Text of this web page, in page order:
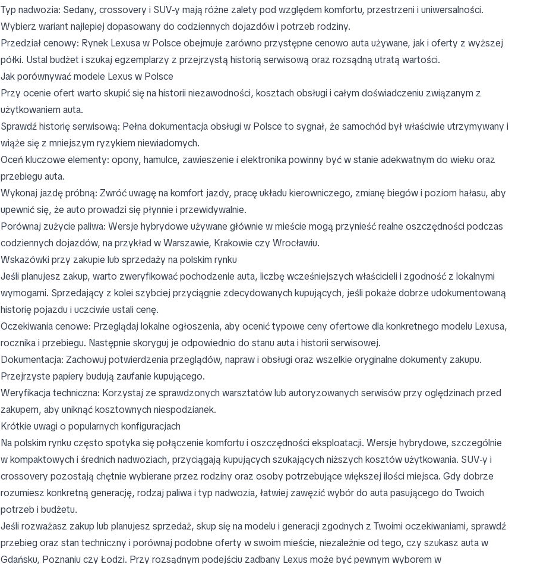
Typ nadwozia: Sedany, crossovery i SUV-y mają różne zalety pod względem komfortu, przestrzeni i uniwersalności.
Wybierz wariant najlepiej dopasowany do codziennych dojazdów i potrzeb rodziny.
Przedział cenowy: Rynek Lexusa w Polsce obejmuje zarówno przystępne cenowo auta używane, jak i oferty z wyższej
półki. Ustal budżet i szukaj egzemplarzy z przejrzystą historią serwisową oraz rozsądną utratą wartości.
Jak porównywać modele Lexus w Polsce
Przy ocenie ofert warto skupić się na historii niezawodności, kosztach obsługi i całym doświadczeniu związanym z
użytkowaniem auta.
Sprawdź historię serwisową: Pełna dokumentacja obsługi w Polsce to sygnał, że samochód był właściwie utrzymywany i
wiąże się z mniejszym ryzykiem niewiadomych.
Oceń kluczowe elementy: opony, hamulce, zawieszenie i elektronika powinny być w stanie adekwatnym do wieku oraz
przebiegu auta.
Wykonaj jazdę próbną: Zwróć uwagę na komfort jazdy, pracę układu kierowniczego, zmianę biegów i poziom hałasu, aby
upewnić się, że auto prowadzi się płynnie i przewidywalnie.
Porównaj zużycie paliwa: Wersje hybrydowe używane głównie w mieście mogą przynieść realne oszczędności podczas
codziennych dojazdów, na przykład w Warszawie, Krakowie czy Wrocławiu.
Wskazówki przy zakupie lub sprzedaży na polskim rynku
Jeśli planujesz zakup, warto zweryfikować pochodzenie auta, liczbę wcześniejszych właścicieli i zgodność z lokalnymi
wymogami. Sprzedający z kolei szybciej przyciągnie zdecydowanych kupujących, jeśli pokaże dobrze udokumentowaną
historię pojazdu i uczciwie ustali cenę.
Oczekiwania cenowe: Przeglądaj lokalne ogłoszenia, aby ocenić typowe ceny ofertowe dla konkretnego modelu Lexusa,
rocznika i przebiegu. Następnie skoryguj je odpowiednio do stanu auta i historii serwisowej.
Dokumentacja: Zachowuj potwierdzenia przeglądów, napraw i obsługi oraz wszelkie oryginalne dokumenty zakupu.
Przejrzyste papiery budują zaufanie kupującego.
Weryfikacja techniczna: Korzystaj ze sprawdzonych warsztatów lub autoryzowanych serwisów przy oględzinach przed
zakupem, aby uniknąć kosztownych niespodzianek.
Krótkie uwagi o popularnych konfiguracjach
Na polskim rynku często spotyka się połączenie komfortu i oszczędności eksploatacji. Wersje hybrydowe, szczególnie
w kompaktowych i średnich nadwoziach, przyciągają kupujących szukających niższych kosztów użytkowania. SUV-y i
crossovery pozostają chętnie wybierane przez rodziny oraz osoby potrzebujące większej ilości miejsca. Gdy dobrze
rozumiesz konkretną generację, rodzaj paliwa i typ nadwozia, łatwiej zawęzić wybór do auta pasującego do Twoich
potrzeb i budżetu.
Jeśli rozważasz zakup lub planujesz sprzedaż, skup się na modelu i generacji zgodnych z Twoimi oczekiwaniami, sprawdź
przebieg oraz stan techniczny i porównaj podobne oferty w swoim mieście, niezależnie od tego, czy szukasz auta w
Gdańsku, Poznaniu czy Łodzi. Przy rozsądnym podejściu zadbany Lexus może być pewnym wyborem w